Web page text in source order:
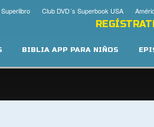
Club DVD´s Superbook USA
BIBLIA APP PARA NIÑOS